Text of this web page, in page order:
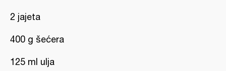
2 jajeta
400 g šećera
125 ml ulja